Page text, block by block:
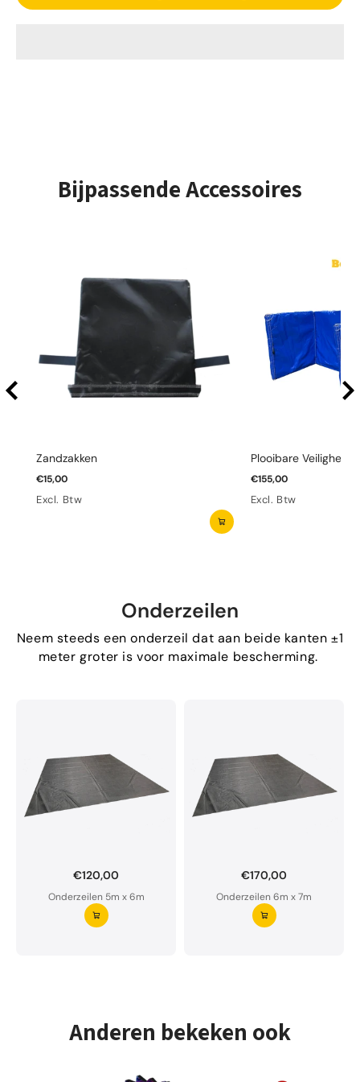
glijbaan zullen ze zeker veel plezier beleven. Laat
Bijpassende Accessoires
Zandzakken
€15,00
Excl. Btw
Plooibare
€155,00
Excl. Btw
Onderzeilen
Neem steeds een onderzeil dat aan beide kanten ±1
meter groter is voor maximale bescherming.
€120,00
Onderzeilen 5m x 6m
€170,00
Onderzeilen 6m x 7m
Onderzeil op maat bestellen?
Ons onderzeil is waterdoorlatend en van premium
Anderen bekeken ook